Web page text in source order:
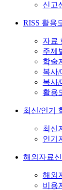
신고
RISS 활용
자료
주제
학술
복사/
복사/
활용
최신/인기
최신
인기
해외자료
해외
비용